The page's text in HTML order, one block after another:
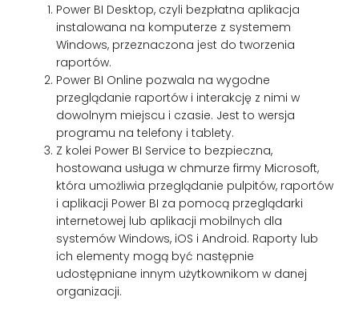
Power BI Desktop, czyli bezpłatna aplikacja
instalowana na komputerze z systemem
Windows, przeznaczona jest do tworzenia
raportów.
Power BI Online pozwala na wygodne
przeglądanie raportów i interakcję z nimi w
dowolnym miejscu i czasie. Jest to wersja
programu na telefony i tablety.
Z kolei Power BI Service to bezpieczna,
hostowana usługa w chmurze firmy Microsoft,
która umożliwia przeglądanie pulpitów, raportów
i aplikacji Power BI za pomocą przeglądarki
internetowej lub aplikacji mobilnych dla
systemów Windows, iOS i Android. Raporty lub
ich elementy mogą być następnie
udostępniane innym użytkownikom w danej
organizacji.